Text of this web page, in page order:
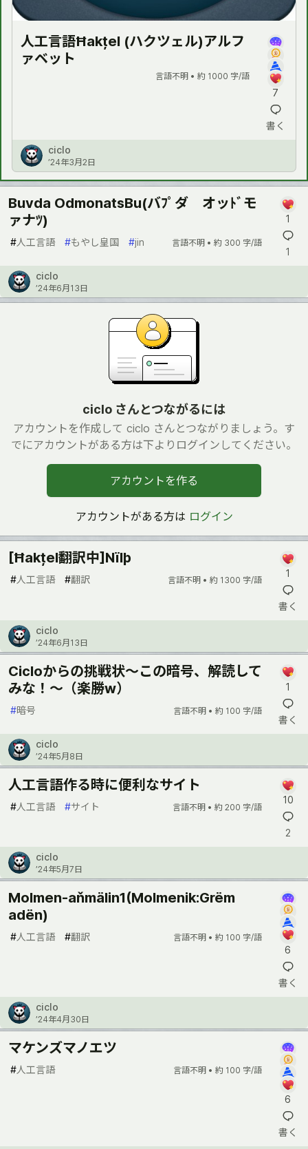
人工言語Ħakțel (ハクツェル)アルフ
ァベット
言語不明 • 約 1000 字/語
7
書く
ciclo
’24年3月2日
Buvda OdmonatsBu(バﾌﾟダ オッﾄﾞモ
ァナﾂ)
#人工言語 #もやし皇国 #jin 言語不明 • 約 300 字/語
1
1
ciclo
’24年6月13日
ciclo さんとつながるには
アカウントを作成して ciclo さんとつながりましょう。す
でにアカウントがある方は下よりログインしてください。
アカウントを作る
アカウントがある方は ログイン
[Ħakțel翻訳中]Nïlþ
#人工言語 #翻訳 言語不明 • 約 1300 字/語
1
書く
ciclo
’24年6月13日
Cicloからの挑戦状〜この暗号、解読して
みな！〜（楽勝w）
#暗号 言語不明 • 約 100 字/語
1
書く
ciclo
’24年5月8日
人工言語作る時に便利なサイト
#人工言語 #サイト 言語不明 • 約 200 字/語
10
2
ciclo
’24年5月7日
Molmen-aňmälin1(Molmenik:Grëm
adën)
#人工言語 #翻訳 言語不明 • 約 100 字/語
6
書く
ciclo
’24年4月30日
マケンズマノエツ
#人工言語 言語不明 • 約 100 字/語
6
書く